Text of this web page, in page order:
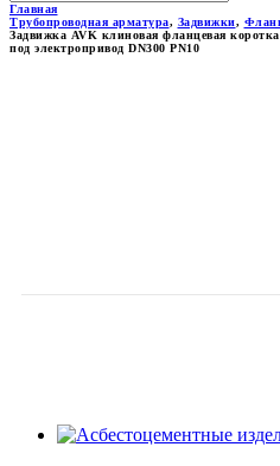
Главная
Трубопроводная арматура, Задвижки,
Задвижка AVK клиновая фланцевая
под электропривод DN300 PN10